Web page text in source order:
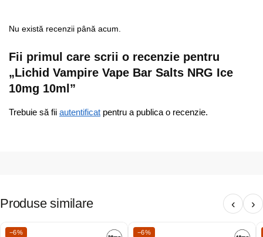
Nu există recenzii până acum.
Fii primul care scrii o recenzie pentru
„Lichid Vampire Vape Bar Salts NRG Ice
10mg 10ml”
Trebuie să fii autentificat pentru a publica o recenzie.
Produse similare ‹ ›
−6% −6%